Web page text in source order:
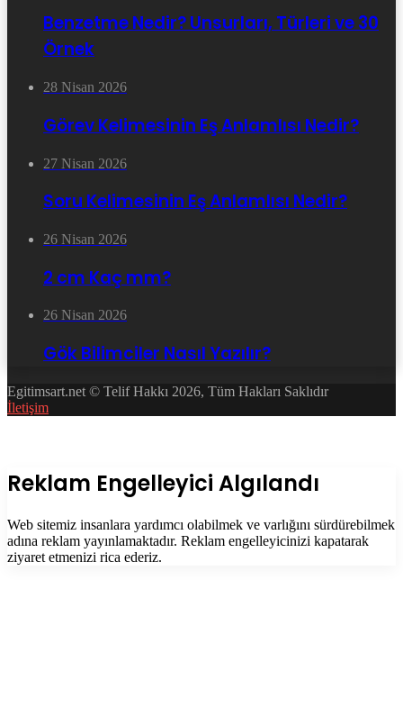
Benzetme Nedir? Unsurları, Türleri ve 30
Örnek
28 Nisan 2026
Görev Kelimesinin Eş Anlamlısı Nedir?
27 Nisan 2026
Soru Kelimesinin Eş Anlamlısı Nedir?
26 Nisan 2026
2 cm Kaç mm?
26 Nisan 2026
Gök Bilimciler Nasıl Yazılır?
Egitimsart.net © Telif Hakkı 2026, Tüm Hakları Saklıdır
İletişim
Kapalı
Reklam Engelleyici Algılandı
Web sitemiz insanlara yardımcı olabilmek ve varlığını sürdürebilmek
adına reklam yayınlamaktadır. Reklam engelleyicinizi kapatarak
ziyaret etmenizi rica ederiz.